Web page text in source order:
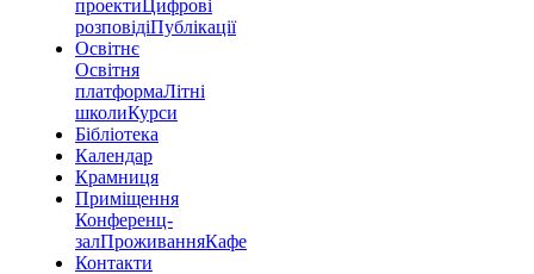
проектиЦифрові
розповідіПублікації
Освітнє
Освітня
платформаЛітні
школиКурси
Бібліотека
Календар
Крамниця
Приміщення
Конференц-
залПроживанняКафе
Контакти